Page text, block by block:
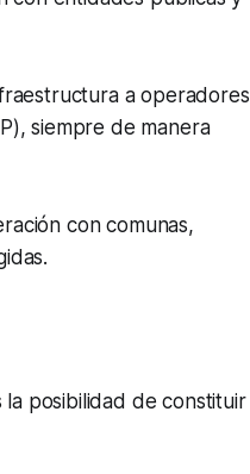
a operadores
siempre de manera
con comunas,
posibilidad de constituir